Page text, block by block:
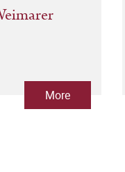
More